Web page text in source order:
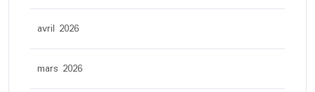
avril 2026
mars 2026